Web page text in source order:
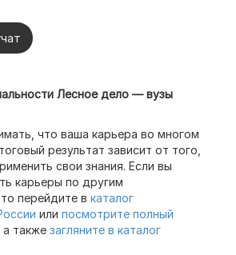
Лесное дело — вузы
что ваша карьера во многом
результат зависит от того,
свои знания. Если вы
карьеры по другим
перейдите в каталог
или посмотрите полный
, а также загляните в каталог